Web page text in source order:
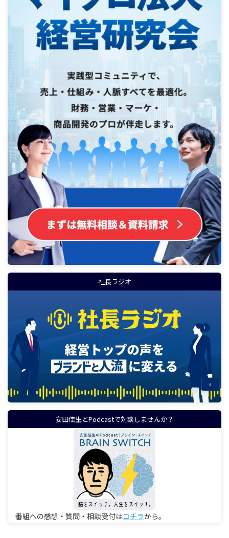
社長ラジオ
安田佳生とPodcastで対談しませんか？
番組への感想・質問・相談受付はコチラから。